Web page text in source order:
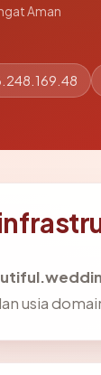
Aman
usia